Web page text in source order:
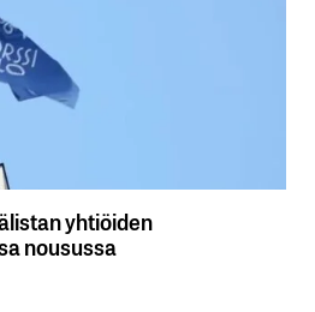
yhtiöiden
nousussa